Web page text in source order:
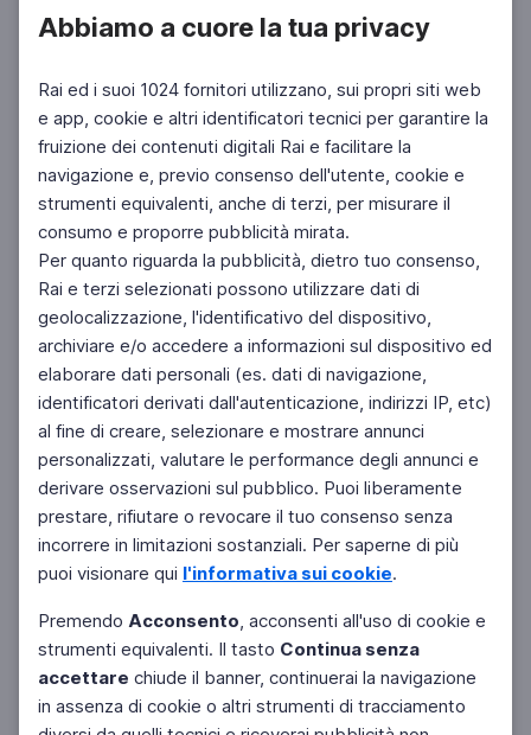
Abbiamo a cuore la tua privacy
Rai ed i suoi 1024 fornitori utilizzano, sui propri siti web
e app, cookie e altri identificatori tecnici per garantire la
fruizione dei contenuti digitali Rai e facilitare la
navigazione e, previo consenso dell'utente, cookie e
strumenti equivalenti, anche di terzi, per misurare il
consumo e proporre pubblicità mirata.
Per quanto riguarda la pubblicità, dietro tuo consenso,
Rai e terzi selezionati possono utilizzare dati di
geolocalizzazione, l'identificativo del dispositivo,
archiviare e/o accedere a informazioni sul dispositivo ed
elaborare dati personali (es. dati di navigazione,
identificatori derivati dall'autenticazione, indirizzi IP, etc)
al fine di creare, selezionare e mostrare annunci
personalizzati, valutare le performance degli annunci e
derivare osservazioni sul pubblico. Puoi liberamente
prestare, rifiutare o revocare il tuo consenso senza
incorrere in limitazioni sostanziali. Per saperne di più
puoi visionare qui l'informativa sui cookie.
Premendo Acconsento, acconsenti all'uso di cookie e
strumenti equivalenti. Il tasto Continua senza
accettare chiude il banner, continuerai la navigazione
in assenza di cookie o altri strumenti di tracciamento
Facebook Instagram Twitter